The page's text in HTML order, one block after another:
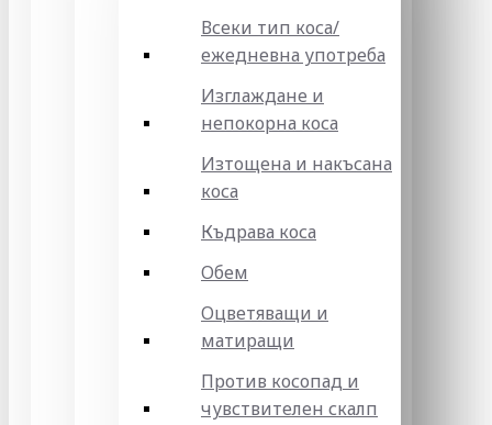
Всеки тип коса/
ежедневна употреба
Изглаждане и
непокорна коса
Изтощена и накъсана
коса
Къдрава коса
Обем
Оцветяващи и
матиращи
Против косопад и
чувствителен скалп